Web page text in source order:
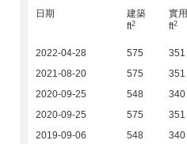
日期
建築
ft2
實用
ft2
2022-04-28 575 351
2021-08-20
575 351
2020-09-25
548 340
2020-09-25
575 351
2019-09-06
548 340